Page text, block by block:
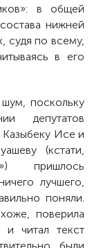
в общей
нижней
судя по всему,
в его
поскольку
депутатов
Казыбеку Исе и
(кстати,
пришлось
лучшего,
поняли.
поверила
читал текст